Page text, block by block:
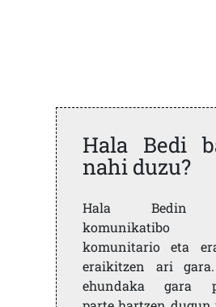
Hala Bedi
nahi duzu?
Hala Bedin
komunitario eta
eraikitzen ari
ehundaka gara